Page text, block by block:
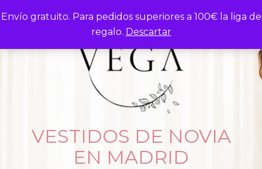
Envío gratuito. Para pedidos superiores a 100€ la liga de
regalo. Descartar
to
VESTIDOS DE NOVIA
EN MADRID